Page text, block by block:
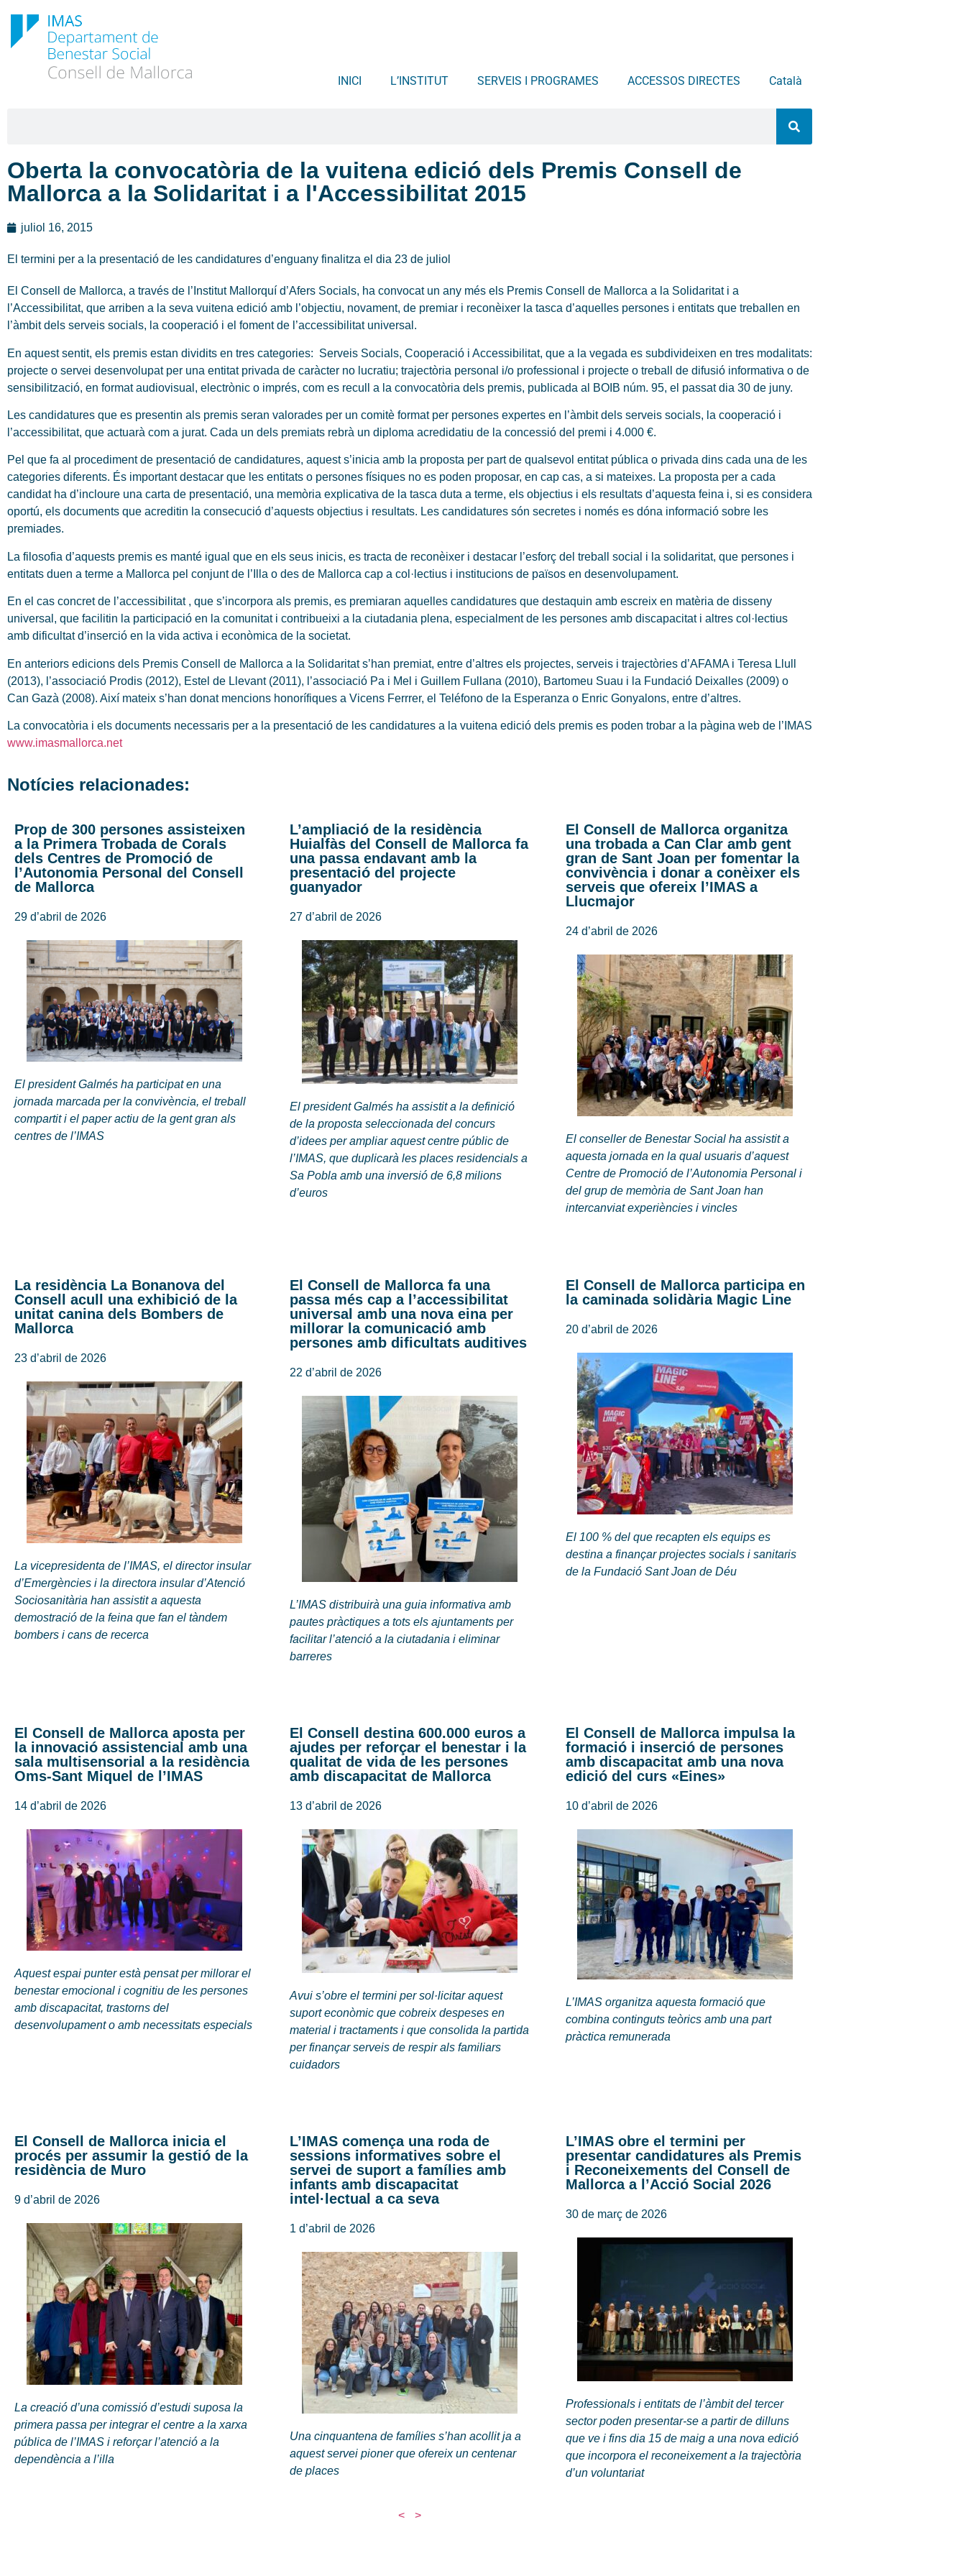
INICI L’INSTITUT SERVEIS I PROGRAMES ACCESSOS DIRECTES Català
Oberta la convocatòria de la vuitena edició dels Premis Consell de
Mallorca a la Solidaritat i a l'Accessibilitat 2015
juliol 16, 2015
El termini per a la presentació de les candidatures d’enguany finalitza el dia 23 de juliol
El Consell de Mallorca, a través de l’Institut Mallorquí d’Afers Socials, ha convocat un any més els Premis Consell de Mallorca a la Solidaritat i a
l’Accessibilitat, que arriben a la seva vuitena edició amb l’objectiu, novament, de premiar i reconèixer la tasca d’aquelles persones i entitats que treballen en
l’àmbit dels serveis socials, la cooperació i el foment de l’accessibilitat universal.
En aquest sentit, els premis estan dividits en tres categories: Serveis Socials, Cooperació i Accessibilitat, que a la vegada es subdivideixen en tres modalitats:
projecte o servei desenvolupat per una entitat privada de caràcter no lucratiu; trajectòria personal i/o professional i projecte o treball de difusió informativa o de
sensibilització, en format audiovisual, electrònic o imprés, com es recull a la convocatòria dels premis, publicada al BOIB núm. 95, el passat dia 30 de juny.
Les candidatures que es presentin als premis seran valorades per un comitè format per persones expertes en l’àmbit dels serveis socials, la cooperació i
l’accessibilitat, que actuarà com a jurat. Cada un dels premiats rebrà un diploma acredidatiu de la concessió del premi i 4.000 €.
Pel que fa al procediment de presentació de candidatures, aquest s’inicia amb la proposta per part de qualsevol entitat pública o privada dins cada una de les
categories diferents. És important destacar que les entitats o persones físiques no es poden proposar, en cap cas, a si mateixes. La proposta per a cada
candidat ha d’incloure una carta de presentació, una memòria explicativa de la tasca duta a terme, els objectius i els resultats d’aquesta feina i, si es considera
oportú, els documents que acreditin la consecució d’aquests objectius i resultats. Les candidatures són secretes i només es dóna informació sobre les
premiades.
La filosofia d’aquests premis es manté igual que en els seus inicis, es tracta de reconèixer i destacar l’esforç del treball social i la solidaritat, que persones i
entitats duen a terme a Mallorca pel conjunt de l’Illa o des de Mallorca cap a col·lectius i institucions de països en desenvolupament.
En el cas concret de l’accessibilitat , que s’incorpora als premis, es premiaran aquelles candidatures que destaquin amb escreix en matèria de disseny
universal, que facilitin la participació en la comunitat i contribueixi a la ciutadania plena, especialment de les persones amb discapacitat i altres col·lectius
amb dificultat d’inserció en la vida activa i econòmica de la societat.
En anteriors edicions dels Premis Consell de Mallorca a la Solidaritat s’han premiat, entre d’altres els projectes, serveis i trajectòries d’AFAMA i Teresa Llull
(2013), l’associació Prodis (2012), Estel de Llevant (2011), l’associació Pa i Mel i Guillem Fullana (2010), Bartomeu Suau i la Fundació Deixalles (2009) o
Can Gazà (2008). Així mateix s’han donat mencions honorífiques a Vicens Ferrrer, el Teléfono de la Esperanza o Enric Gonyalons, entre d’altres.
La convocatòria i els documents necessaris per a la presentació de les candidatures a la vuitena edició dels premis es poden trobar a la pàgina web de l’IMAS
www.imasmallorca.net
Notícies relacionades:
Prop de 300 persones assisteixen
a la Primera Trobada de Corals
dels Centres de Promoció de
l’Autonomia Personal del Consell
de Mallorca
29 d’abril de 2026
El president Galmés ha participat en una
jornada marcada per la convivència, el treball
compartit i el paper actiu de la gent gran als
centres de l’IMAS
L’ampliació de la residència
Huialfàs del Consell de Mallorca fa
una passa endavant amb la
presentació del projecte
guanyador
27 d’abril de 2026
El president Galmés ha assistit a la definició
de la proposta seleccionada del concurs
d’idees per ampliar aquest centre públic de
l’IMAS, que duplicarà les places residencials a
Sa Pobla amb una inversió de 6,8 milions
d’euros
El Consell de Mallorca organitza
una trobada a Can Clar amb gent
gran de Sant Joan per fomentar la
convivència i donar a conèixer els
serveis que ofereix l’IMAS a
Llucmajor
24 d’abril de 2026
El conseller de Benestar Social ha assistit a
aquesta jornada en la qual usuaris d’aquest
Centre de Promoció de l’Autonomia Personal i
del grup de memòria de Sant Joan han
intercanviat experiències i vincles
La residència La Bonanova del
Consell acull una exhibició de la
unitat canina dels Bombers de
Mallorca
23 d’abril de 2026
La vicepresidenta de l’IMAS, el director insular
d’Emergències i la directora insular d’Atenció
Sociosanitària han assistit a aquesta
demostració de la feina que fan el tàndem
bombers i cans de recerca
El Consell de Mallorca fa una
passa més cap a l’accessibilitat
universal amb una nova eina per
millorar la comunicació amb
persones amb dificultats auditives
22 d’abril de 2026
L’IMAS distribuirà una guia informativa amb
pautes pràctiques a tots els ajuntaments per
facilitar l’atenció a la ciutadania i eliminar
barreres
El Consell de Mallorca participa en
la caminada solidària Magic Line
20 d’abril de 2026
El 100 % del que recapten els equips es
destina a finançar projectes socials i sanitaris
de la Fundació Sant Joan de Déu
El Consell de Mallorca aposta per
la innovació assistencial amb una
sala multisensorial a la residència
Oms-Sant Miquel de l’IMAS
14 d’abril de 2026
Aquest espai punter està pensat per millorar el
benestar emocional i cognitiu de les persones
amb discapacitat, trastorns del
desenvolupament o amb necessitats especials
El Consell destina 600.000 euros a
ajudes per reforçar el benestar i la
qualitat de vida de les persones
amb discapacitat de Mallorca
13 d’abril de 2026
Avui s’obre el termini per sol·licitar aquest
suport econòmic que cobreix despeses en
material i tractaments i que consolida la partida
per finançar serveis de respir als familiars
cuidadors
El Consell de Mallorca impulsa la
formació i inserció de persones
amb discapacitat amb una nova
edició del curs «Eines»
10 d’abril de 2026
L’IMAS organitza aquesta formació que
combina continguts teòrics amb una part
pràctica remunerada
El Consell de Mallorca inicia el
procés per assumir la gestió de la
residència de Muro
9 d’abril de 2026
La creació d’una comissió d’estudi suposa la
primera passa per integrar el centre a la xarxa
pública de l’IMAS i reforçar l’atenció a la
dependència a l’illa
L’IMAS comença una roda de
sessions informatives sobre el
servei de suport a famílies amb
infants amb discapacitat
intel·lectual a ca seva
1 d’abril de 2026
Una cinquantena de famílies s’han acollit ja a
aquest servei pioner que ofereix un centenar
de places
L’IMAS obre el termini per
presentar candidatures als Premis
i Reconeixements del Consell de
Mallorca a l’Acció Social 2026
30 de març de 2026
Professionals i entitats de l’àmbit del tercer
sector poden presentar-se a partir de dilluns
que ve i fins dia 15 de maig a una nova edició
que incorpora el reconeixement a la trajectòria
d’un voluntariat
< >